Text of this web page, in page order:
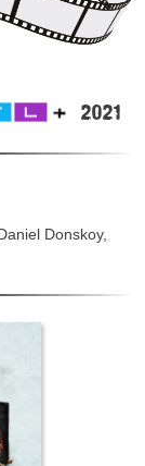
2021
Donskoy,